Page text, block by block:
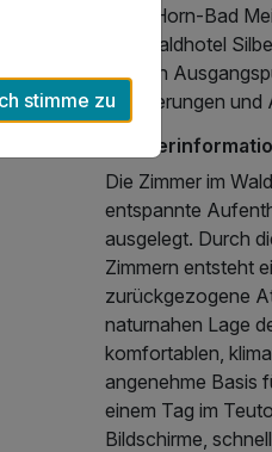
nahe Horn-Bad
das Waldhotel
ruhigen
Wanderungen und
Die Zimmer im
entspannte
ausgelegt. Durch
Zimmern entsteht
zurückgezogene
naturnahen Lage
komfortablen,
angenehme Basis
einem Tag im
Bildschirme,
stimme zu